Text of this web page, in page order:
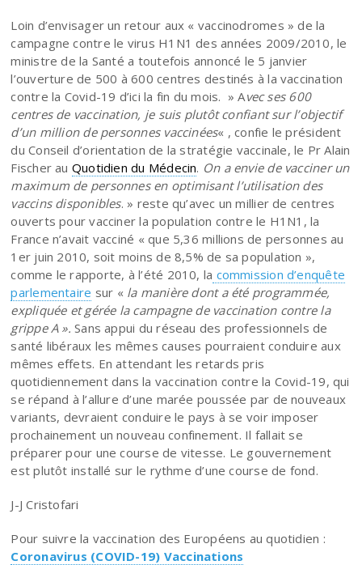
Loin d’envisager un retour aux « vaccinodromes » de la
campagne contre le virus H1N1 des années 2009/2010, le
ministre de la Santé a toutefois annoncé le 5 janvier
l’ouverture de 500 à 600 centres destinés à la vaccination
contre la Covid-19 d’ici la fin du mois. » Avec ses 600
centres de vaccination, je suis plutôt confiant sur l’objectif
d’un million de personnes vaccinées« , confie le président
du Conseil d’orientation de la stratégie vaccinale, le Pr Alain
Fischer au Quotidien du Médecin. On a envie de vacciner un
maximum de personnes en optimisant l’utilisation des
vaccins disponibles. » reste qu’avec un millier de centres
ouverts pour vacciner la population contre le H1N1, la
France n’avait vacciné « que 5,36 millions de personnes au
1er juin 2010, soit moins de 8,5% de sa population »,
comme le rapporte, à l’été 2010, la commission d’enquête
parlementaire sur « la manière dont a été programmée,
expliquée et gérée la campagne de vaccination contre la
grippe A ».Sans appui du réseau des professionnels de
santé libéraux les mêmes causes pourraient conduire aux
mêmes effets. En attendant les retards pris
quotidiennement dans la vaccination contre la Covid-19, qui
se répand à l’allure d’une marée poussée par de nouveaux
variants, devraient conduire le pays à se voir imposer
prochainement un nouveau confinement. Il fallait se
préparer pour une course de vitesse. Le gouvernement
est plutôt installé sur le rythme d’une course de fond.
J-J Cristofari
Pour suivre la vaccination des Européens au quotidien :
Coronavirus (COVID-19) Vaccinations